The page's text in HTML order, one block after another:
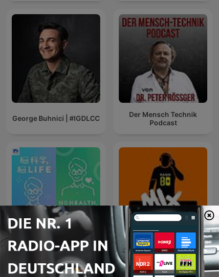
George Buhnici | #IGDLCC
Der Mensch Technik
Podcast
脳科学, 脳LIFE 80 mix